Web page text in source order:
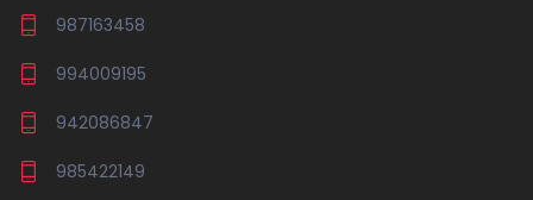
987163458
994009195
942086847
985422149